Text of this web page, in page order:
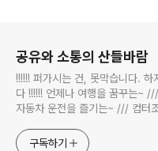
공유와 소통의 산들바람
!!!!!! 퍼가시는 건, 못막습니다. 하
다 !!!!!! 언제나 여행을 꿈꾸는~
자동차 운전을 즐기는~ /// 컴터
식하는 미드가 있는~ /// 사회적
구독하기